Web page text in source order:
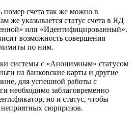
номер счета так же можно в
же указывается статус счета в ЯД
или «Идентифицированный».
возможность совершения
по ним.
системы с «Анонимным» статусом
на банковские карты и другие
для успешной работы с
необходимо заблаговременно
но и статус, чтобы
неприятных сюрпризов.